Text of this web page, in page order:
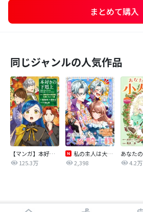
まとめて購入
同じジャンルの人気作品
【マンガ】本好きの下剋上 第四部
125.3万
私の主人は大きな犬系騎士様
2,398
4.2万